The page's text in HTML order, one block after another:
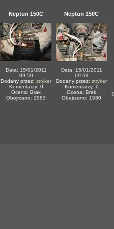
Neptun 150C
Data: 15/01/2011
09:59
Dodany przez: stryker
Komentarzy: 0
Ocena: Brak
Obejrzano: 1583
Neptun 150C
Data: 15/01/2011
09:59
Dodany przez: stryker
Komentarzy: 0
Ocena: Brak
Obejrzano: 1530